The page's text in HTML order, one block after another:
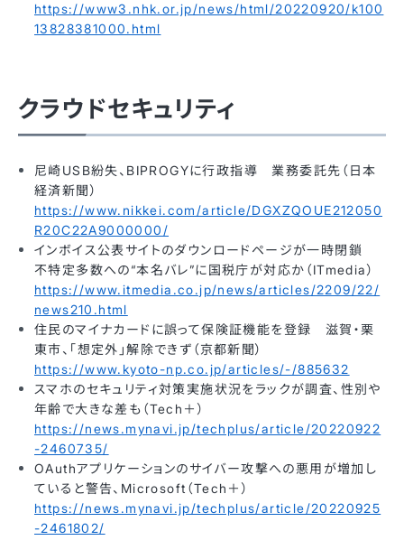
https://www3.nhk.or.jp/news/html/20220920/k100
13828381000.html
クラウドセキュリティ
尼崎USB紛失、BIPROGYに行政指導 業務委託先（日本
経済新聞）
https://www.nikkei.com/article/DGXZQOUE212050
R20C22A9000000/
インボイス公表サイトのダウンロードページが一時閉鎖
不特定多数への“本名バレ”に国税庁が対応か（ITmedia）
https://www.itmedia.co.jp/news/articles/2209/22/
news210.html
住民のマイナカードに誤って保険証機能を登録 滋賀・栗
東市、「想定外」解除できず（京都新聞）
https://www.kyoto-np.co.jp/articles/-/885632
スマホのセキュリティ対策実施状況をラックが調査、性別や
年齢で大きな差も（Tech＋）
https://news.mynavi.jp/techplus/article/20220922
-2460735/
OAuthアプリケーションのサイバー攻撃への悪用が増加し
ていると警告、Microsoft（Tech＋）
https://news.mynavi.jp/techplus/article/20220925
-2461802/